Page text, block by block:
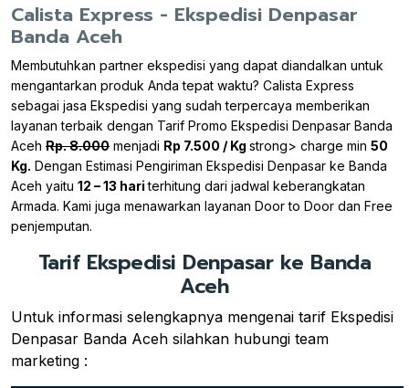
Calista Express - Ekspedisi Denpasar
Banda Aceh
Membutuhkan partner ekspedisi yang dapat diandalkan untuk
mengantarkan produk Anda tepat waktu? Calista Express
sebagai jasa Ekspedisi yang sudah terpercaya memberikan
layanan terbaik dengan Tarif Promo Ekspedisi Denpasar Banda
Aceh Rp. 8.000 menjadi Rp 7.500 / Kg strong> charge min 50
Kg. Dengan Estimasi Pengiriman Ekspedisi Denpasar ke Banda
Aceh yaitu 12 – 13 hariterhitung dari jadwal keberangkatan
Armada. Kami juga menawarkan layanan Door to Door dan Free
penjemputan.
Tarif Ekspedisi Denpasar ke Banda
Aceh
Untuk informasi selengkapnya mengenai tarif Ekspedisi
Denpasar Banda Aceh silahkan hubungi team
marketing :